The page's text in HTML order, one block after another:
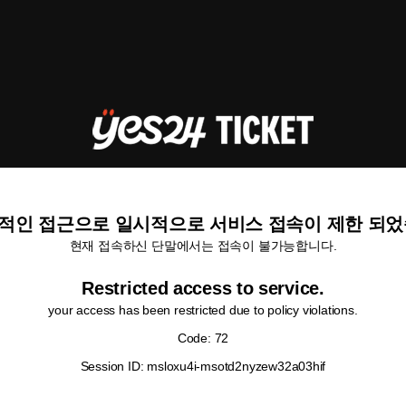
인 접근으로 일시적으로 서비스 접속이 제한 되
현재 접속하신 단말에서는 접속이 불가능합니다.
Restricted access to service.
your access has been restricted due to policy violations.
Code: 72
Session ID: msloxu4i-msotd2nyzew32a03hif